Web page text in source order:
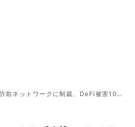
詐欺ネットワークに制裁、DeFi被害100